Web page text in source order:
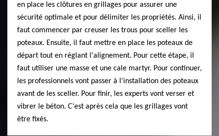
en place les clôtures en grillages pour assurer une
sécurité optimale et pour délimiter les propriétés. Ainsi, il
faut commencer par creuser les trous pour sceller les
poteaux. Ensuite, il faut mettre en place les poteaux de
départ tout en réglant l'alignement. Pour cette étape, il
faut utiliser une masse et une cale martyr. Pour continuer,
les professionnels vont passer à l'installation des poteaux
avant de les sceller. Pour finir, les experts vont verser et
vibrer le béton. C'est après cela que les grillages vont
être fixés.